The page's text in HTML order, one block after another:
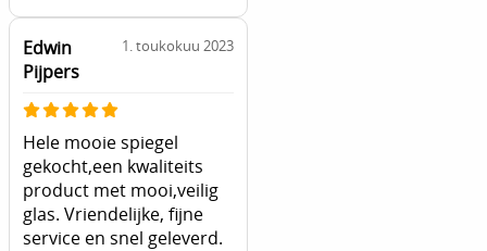
Edwin
Pijpers
1. toukokuu 2023
Hele mooie spiegel
gekocht,een kwaliteits
product met mooi,veilig
glas. Vriendelijke, fijne
service en snel geleverd.